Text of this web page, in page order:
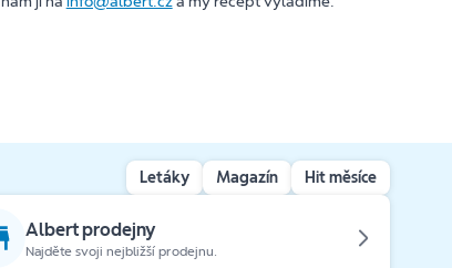
Letáky Magazín Hit měsíce
Albert prodejny
Najděte svoji nejbližší prodejnu.